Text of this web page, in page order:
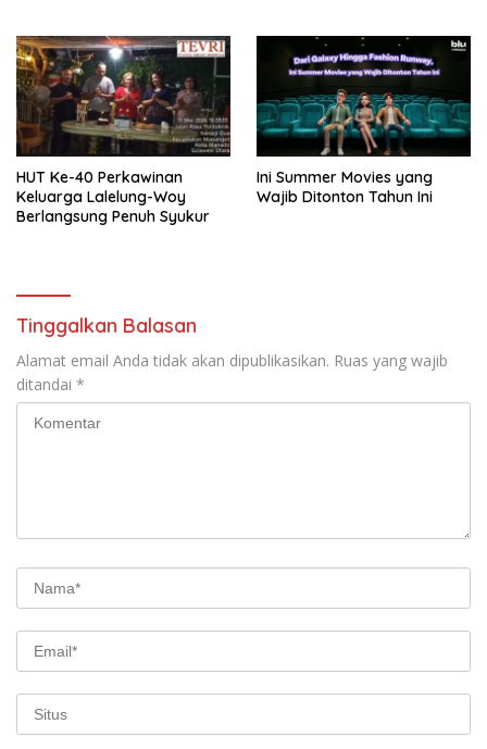
‎HUT Ke-40 Perkawinan
Keluarga Lalelung-Woy
Berlangsung Penuh Syukur
Ini Summer Movies yang
Wajib Ditonton Tahun Ini
Tinggalkan Balasan
Alamat email Anda tidak akan dipublikasikan. Ruas yang wajib
ditandai *